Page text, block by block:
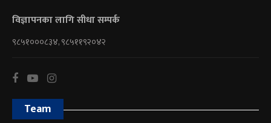
विज्ञापनका लागि सीधा सम्पर्क
९८५१०००८३४, ९८५११९२०४२
Team